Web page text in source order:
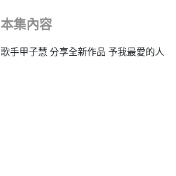
本集內容
歌手甲子慧 分享全新作品 予我最愛的人